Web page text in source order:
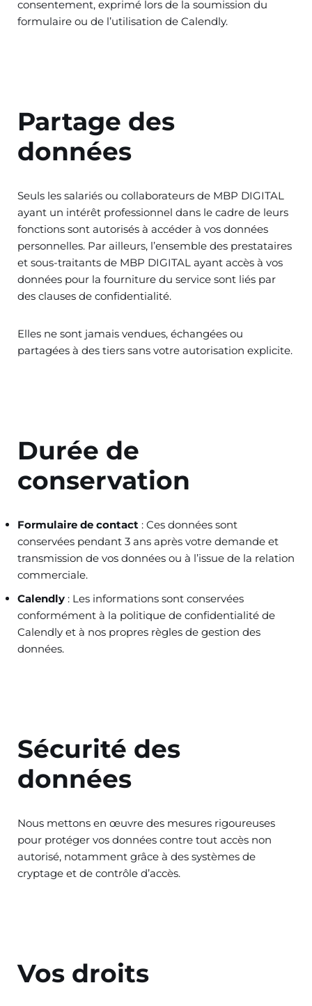
consentement, exprimé lors de la soumission du
formulaire ou de l’utilisation de Calendly.
Partage des
données
Seuls les salariés ou collaborateurs de MBP DIGITAL
ayant un intérêt professionnel dans le cadre de leurs
fonctions sont autorisés à accéder à vos données
personnelles. Par ailleurs, l’ensemble des prestataires
et sous-traitants de MBP DIGITAL ayant accès à vos
données pour la fourniture du service sont liés par
des clauses de confidentialité.
Elles ne sont jamais vendues, échangées ou
partagées à des tiers sans votre autorisation explicite.
Durée de
conservation
Formulaire de contact : Ces données sont
conservées pendant 3 ans après votre demande et
transmission de vos données ou à l’issue de la relation
commerciale.
Calendly : Les informations sont conservées
conformément à la politique de confidentialité de
Calendly et à nos propres règles de gestion des
données.
Sécurité des
données
Nous mettons en œuvre des mesures rigoureuses
pour protéger vos données contre tout accès non
autorisé, notamment grâce à des systèmes de
cryptage et de contrôle d’accès.
Vos droits